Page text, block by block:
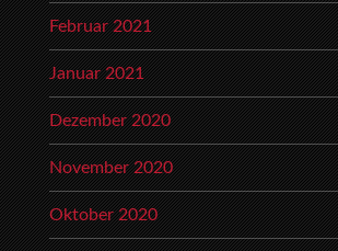
Februar 2021
Januar 2021
Dezember 2020
November 2020
Oktober 2020